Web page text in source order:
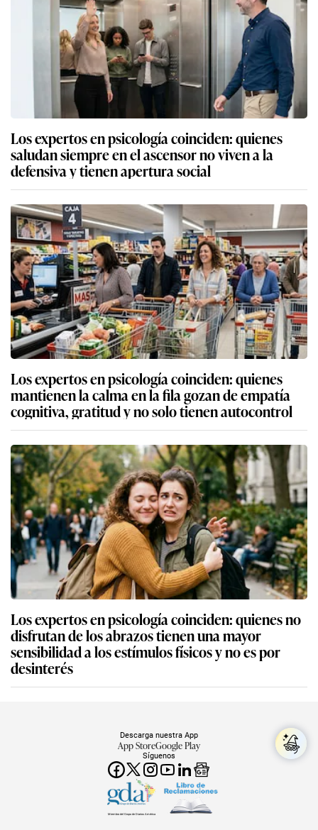
Los expertos en psicología coinciden: quienes
saludan siempre en el ascensor no viven a la
defensiva y tienen apertura social
Los expertos en psicología coinciden: quienes
mantienen la calma en la fila gozan de empatía
cognitiva, gratitud y no solo tienen autocontrol
Los expertos en psicología coinciden: quienes no
disfrutan de los abrazos tienen una mayor
sensibilidad a los estímulos físicos y no es por
desinterés
Síguenos
Descarga nuestra App
App StoreGoogle Play
Miembro del Grupo de Diarios América